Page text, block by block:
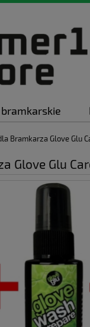
Bramkarza Glove Glu
Glove Glu